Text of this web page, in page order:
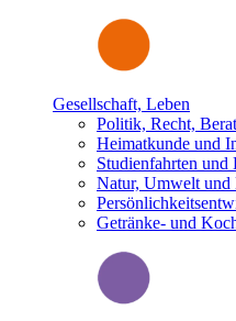
Gesellschaft, Leben
Politik, Recht,
Heimatkunde und
Studienfahrten und
Natur, Umwelt und
Getränke- und